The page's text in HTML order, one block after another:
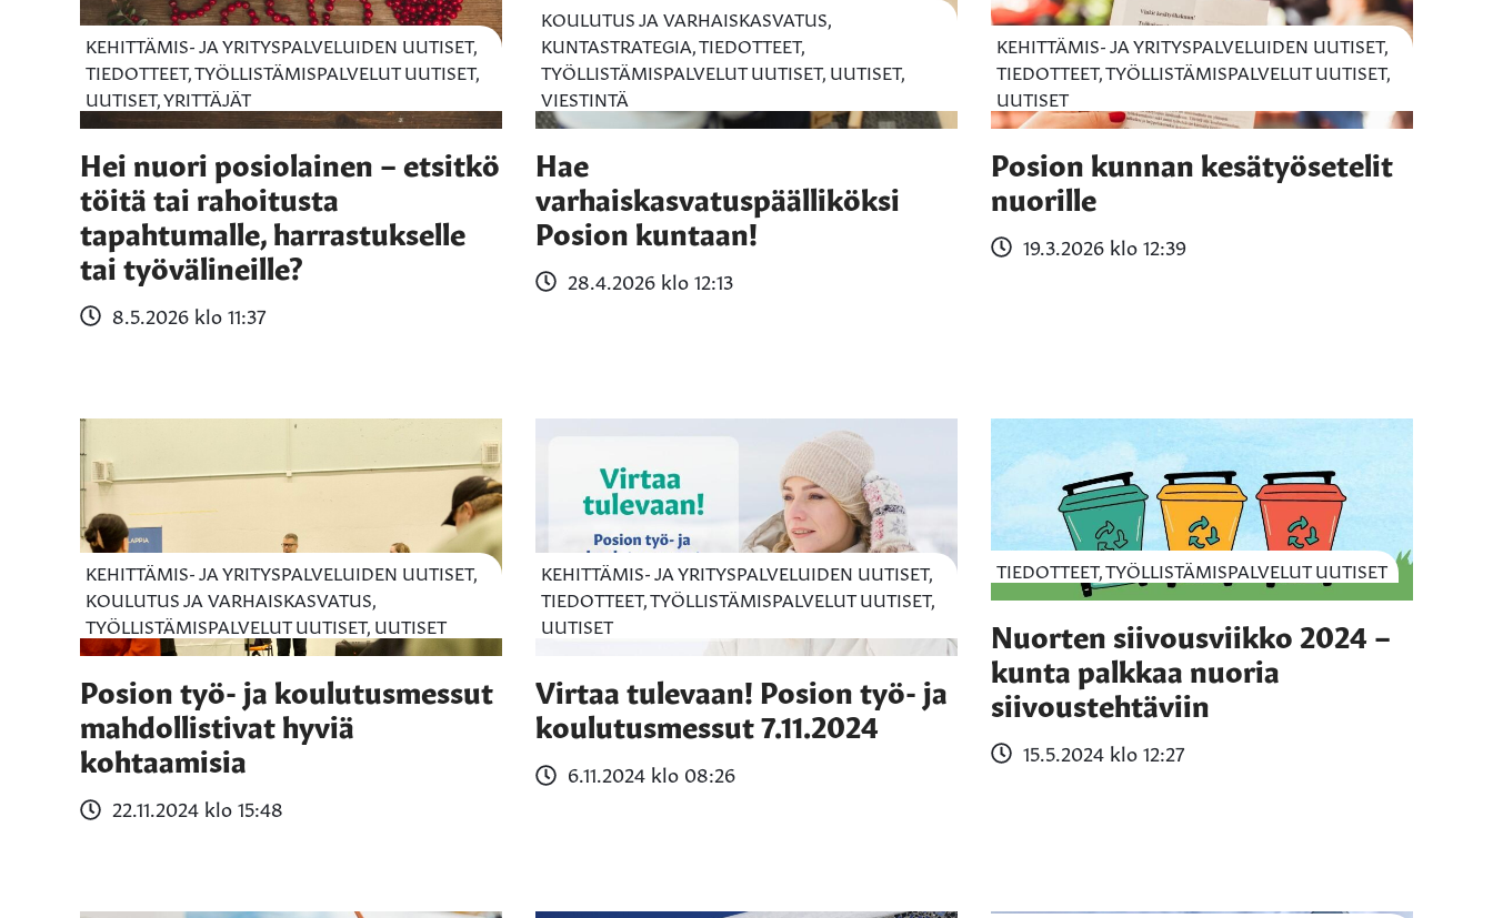
KEHITTÄMIS- JA YRITYSPALVELUIDEN UUTISET,
TIEDOTTEET, TYÖLLISTÄMISPALVELUT UUTISET,
UUTISET, YRITTÄJÄT
Hei nuori posiolainen – etsitkö
töitä tai rahoitusta
tapahtumalle, harrastukselle
tai työvälineille?
8.5.2026 klo 11:37
KOULUTUS JA VARHAISKASVATUS,
KUNTASTRATEGIA, TIEDOTTEET,
TYÖLLISTÄMISPALVELUT UUTISET, UUTISET,
VIESTINTÄ
Hae
varhaiskasvatuspäälliköksi
Posion kuntaan!
28.4.2026 klo 12:13
KEHITTÄMIS- JA YRITYSPALVELUIDEN UUTISET,
TIEDOTTEET, TYÖLLISTÄMISPALVELUT UUTISET,
UUTISET
Posion kunnan kesätyösetelit
nuorille
19.3.2026 klo 12:39
KEHITTÄMIS- JA YRITYSPALVELUIDEN UUTISET,
KOULUTUS JA VARHAISKASVATUS,
TYÖLLISTÄMISPALVELUT UUTISET, UUTISET
Posion työ- ja koulutusmessut
mahdollistivat hyviä
kohtaamisia
22.11.2024 klo 15:48
KEHITTÄMIS- JA YRITYSPALVELUIDEN UUTISET,
TIEDOTTEET, TYÖLLISTÄMISPALVELUT UUTISET,
UUTISET
Virtaa tulevaan! Posion työ- ja
koulutusmessut 7.11.2024
6.11.2024 klo 08:26
TIEDOTTEET, TYÖLLISTÄMISPALVELUT UUTISET
Nuorten siivousviikko 2024 –
kunta palkkaa nuoria
siivoustehtäviin
15.5.2024 klo 12:27